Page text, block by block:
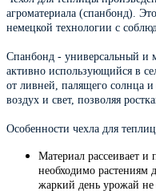
агроматериала (спанбонд).
немецкой технологии с
Спанбонд - универсальный и
активно использующийся в
от ливней, палящего солнца
воздух и свет, позволяя
Особенности чехла для
Материал рассеивает и
необходимо растениям
жаркий день урожай не